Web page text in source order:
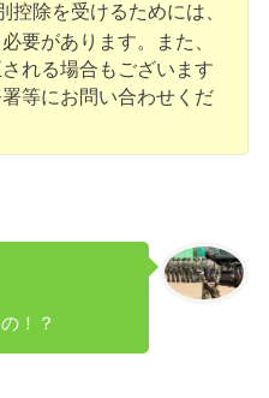
除を受けるためには、
要があります。また、
れる場合もございます
等にお問い合わせくだ
！？